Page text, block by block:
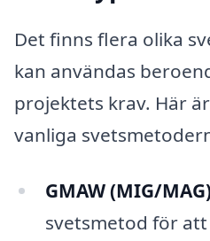
Det finns flera olika
kan användas
projektets krav. Här
vanliga
GMAW (MIG/
svetsmetod för